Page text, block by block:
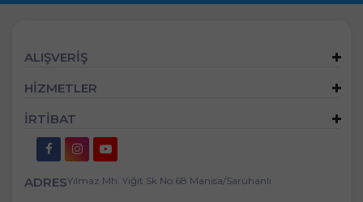
ALIŞVERİŞ
HİZMETLER
İRTİBAT
ADRESYılmaz Mh. Yiğit Sk No:68 Manisa/Saruhanlı